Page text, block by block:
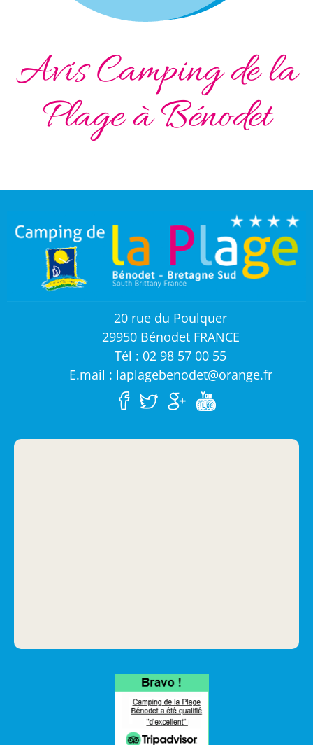
Avis Camping de la
Plage à Bénodet
20 rue du Poulquer
29950 Bénodet FRANCE
Tél : 02 98 57 00 55
E.mail : laplagebenodet@orange.fr